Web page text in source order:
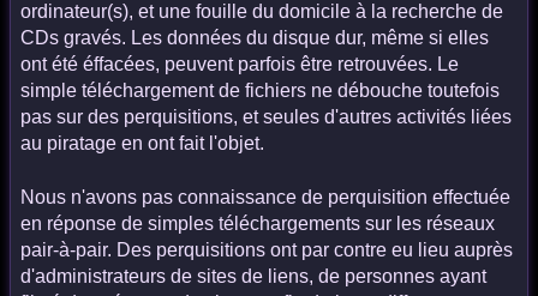
ordinateur(s), et une fouille du domicile à la recherche de
CDs gravés. Les données du disque dur, même si elles
ont été éffacées, peuvent parfois être retrouvées. Le
simple téléchargement de fichiers ne débouche toutefois
pas sur des perquisitions, et seules d'autres activités liées
au piratage en ont fait l'objet.
Nous n'avons pas connaissance de perquisition effectuée
en réponse de simples téléchargements sur les réseaux
pair-à-pair. Des perquisitions ont par contre eu lieu auprès
d'administrateurs de sites de liens, de personnes ayant